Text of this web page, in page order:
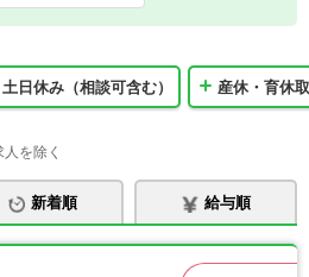
土日休み（相談可含む） 産休・育休
を除く
新着順 給与順